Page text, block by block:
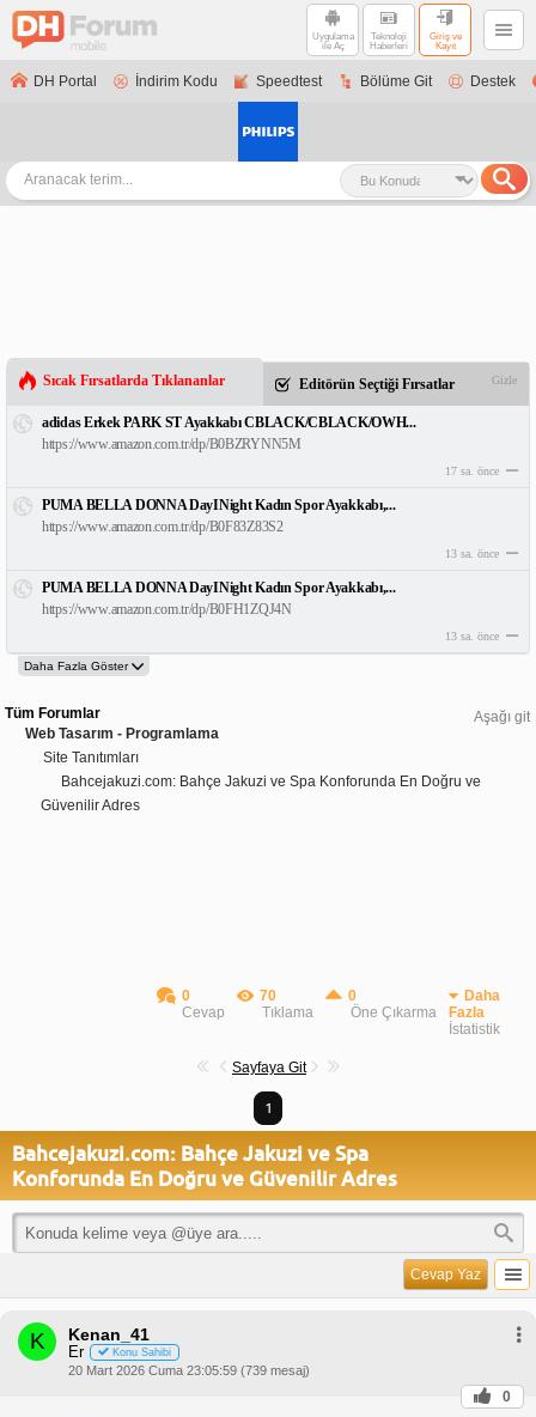
Uygulama
ile Aç
Teknoloji
Haberleri
Giriş ve
Kayıt
DH Portal İndirim Kodu Speedtest Bölüme Git Destek
Sıcak Fırsatlarda Tıklananlar Editörün Seçtiği Fırsatlar Gizle
adidas Erkek PARK ST Ayakkabı CBLACK/CBLACK/OWH...
https://www.amazon.com.tr/dp/B0BZRYNN5M
17 sa. önce
PUMA BELLA DONNA DayINight Kadın Spor Ayakkabı,...
https://www.amazon.com.tr/dp/B0F83Z83S2
13 sa. önce
PUMA BELLA DONNA DayINight Kadın Spor Ayakkabı,...
https://www.amazon.com.tr/dp/B0FH1ZQJ4N
13 sa. önce
Aşağı git
Tüm Forumlar
Web Tasarım - Programlama
Site Tanıtımları
Bahcejakuzi.com: Bahçe Jakuzi ve Spa Konforunda En Doğru ve
Güvenilir Adres
0
Cevap
70
Tıklama
0
Öne Çıkarma
Daha
Fazla
İstatistik
Sayfaya Git
1
Bahcejakuzi.com: Bahçe Jakuzi ve Spa
Konforunda En Doğru ve Güvenilir Adres
Cevap Yaz
K Kenan_41
Er Konu Sahibi
20 Mart 2026 Cuma 23:05:59 (739 mesaj)
0